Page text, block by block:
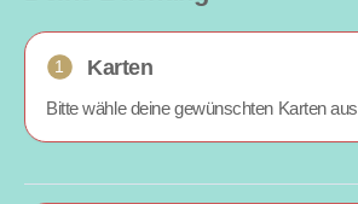
1 Karten
Bitte wähle deine gewünschten Karten aus